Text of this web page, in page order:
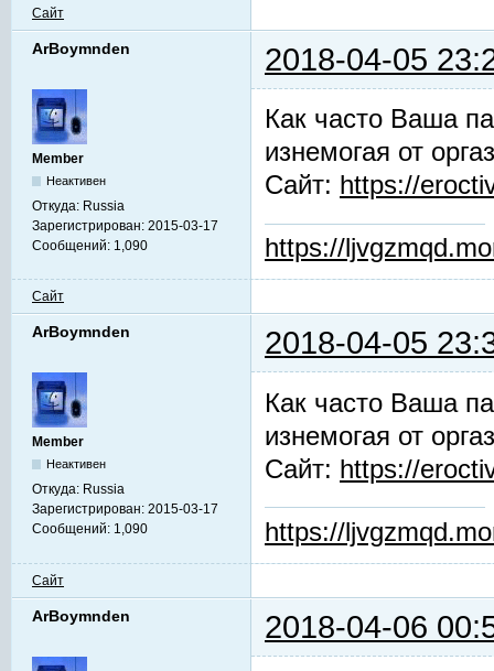
Сайт
ArBoymnden 2018-04-05
Member
Неактивен
Откуда: Russia
Зарегистрирован: 2015-03-17
Сообщений: 1,090
Как часто Ваша
изнемогая от
Сайт: https://
https://
Сайт
ArBoymnden 2018-04-05
Member
Неактивен
Откуда: Russia
Зарегистрирован: 2015-03-17
Сообщений: 1,090
Как часто Ваша
изнемогая от
Сайт: https://
https://
Сайт
ArBoymnden 2018-04-06